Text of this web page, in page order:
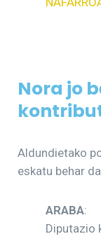
Nora jo
Aldundietako
eskatu behar da
ARABA:
Diputazio